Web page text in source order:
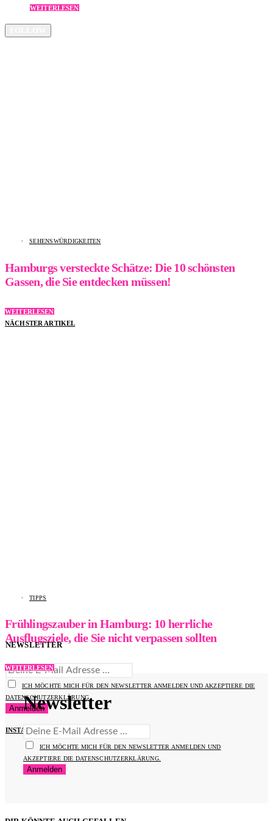
WEITERLESEN
NEWSLETTER
ICH MÖCHTE MICH FÜR DEN NEWSLETTER ANMELDEN UND AKZEPTIERE DIE
DATENSCHUTZERKLÄRUNG.
INSTAGRAM
SEHENSWÜRDIGKEITEN
Hamburgs versteckte Schätze: Die 10 schönsten
Gassen, die Sie entdecken müssen!
WEITERLESEN
NÄCHSTER ARTIKEL
TIPPS
Frühlingszauber in Hamburg: 10 herrliche
Ausflugsziele, die Sie nicht verpassen sollten
WEITERLESEN
Newsletter
ICH MÖCHTE MICH FÜR DEN NEWSLETTER ANMELDEN UND
AKZEPTIERE DIE DATENSCHUTZERKLÄRUNG.